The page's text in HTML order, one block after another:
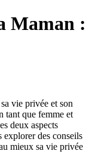
Maman :
vie privée et son
tant que femme et
deux aspects
explorer des conseils
mieux sa vie privée